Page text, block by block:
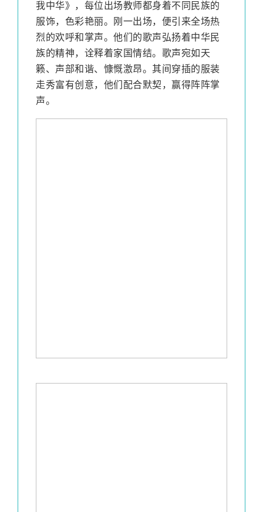
我中华》，每位出场教师都身着不同民族的
服饰，色彩艳丽。刚一出场，便引来全场热
烈的欢呼和掌声。他们的歌声弘扬着中华民
族的精神，诠释着家国情结。歌声宛如天
籁、声部和谐、慷慨激昂。其间穿插的服装
走秀富有创意，他们配合默契，赢得阵阵掌
声。